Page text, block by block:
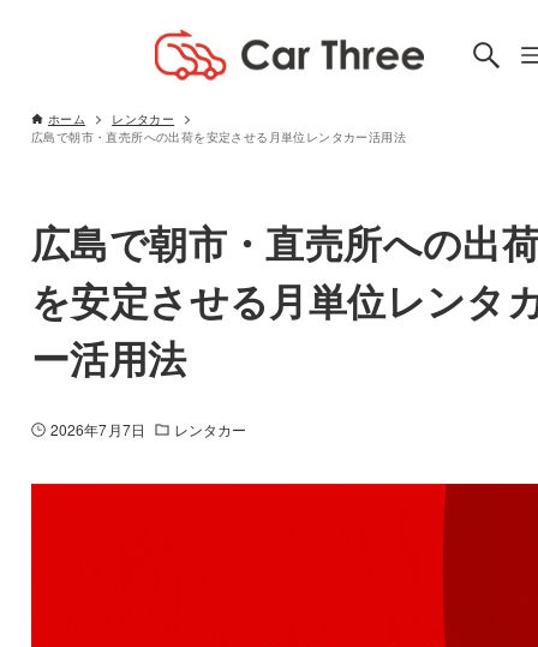
ホーム
レンタカー
広島で朝市・直売所への出荷を安定させる月単位レンタカー活用法
広島で朝市・直売所への出
を安定させる月単位レンタ
ー活用法
2026年7月7日 レンタカー